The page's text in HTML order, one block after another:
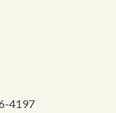
4197